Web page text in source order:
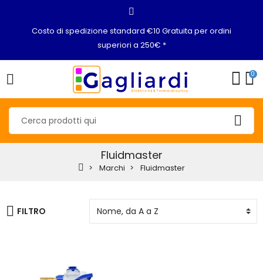
Costo di spedizione standard €10 Gratuita per ordini
superiori a 250€ *
0
Fluidmaster
Marchi Fluidmaster
FILTRO